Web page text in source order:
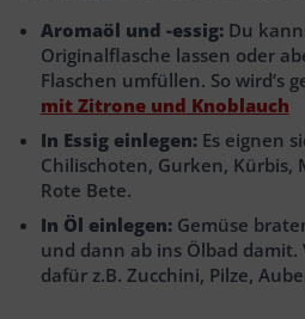
Aromaöl und -essig: Du
Originalflasche lassen oder
Flaschen umfüllen. So wird’s
mit Zitrone und Knoblauch
In Essig einlegen:Es eignen
Chilischoten, Gurken, Kürbis,
Rote Bete.
In Öl einlegen: Gemüse
und dann ab ins Ölbad
dafür z.B. Zucchini, Pilze,